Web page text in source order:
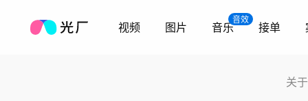
视频 图片
音效
音乐 接单
关